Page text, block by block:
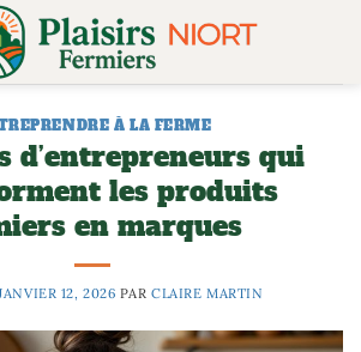
À LA FERME
d’entrepreneurs qui
les produits
en marques
JANVIER 12, 2026 PARCLAIRE MARTIN